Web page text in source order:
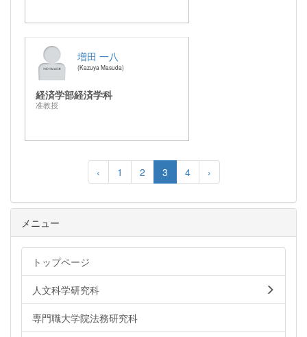
増田 一八
Kazuya Masuda
経済学部経済学科
准教授
‹ 1 2 3 4 ›
メニュー
トップページ
人文科学研究科
専門職大学院法務研究科